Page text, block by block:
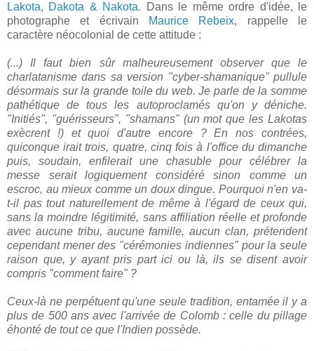
Lakota, Dakota & Nakota. Dans le même ordre d'idée, le
photographe et écrivain
Maurice Rebeix, rappelle le
caractère néocolonial de cette attitude :
(...) Il faut bien sûr malheureusement observer que le
charlatanisme dans sa version "cyber-shamanique" pullule
désormais sur la grande toile du web. Je parle de la somme
pathétique de tous les autoproclamés qu'on y déniche.
"Initiés", "guérisseurs", "shamans" (un mot que les Lakotas
exècrent !) et quoi d'autre encore ? En nos contrées,
quiconque irait trois, quatre, cinq fois à l'office du dimanche
puis, soudain, enfilerait une chasuble pour célébrer la
messe serait logiquement considéré sinon comme un
escroc, au mieux comme un doux dingue. Pourquoi n'en va-
t-il pas tout naturellement de même à l'égard de ceux qui,
sans la moindre légitimité, sans affiliation réelle et profonde
avec aucune tribu, aucune famille, aucun clan, prétendent
cependant mener des "cérémonies indiennes" pour la seule
raison que, y ayant pris part ici ou là, ils se disent avoir
compris "comment faire" ?
Ceux-là ne perpétuent qu'une seule tradition, entamée il y a
plus de 500 ans avec l'arrivée de Colomb : celle du pillage
éhonté de tout ce que l'Indien possède.